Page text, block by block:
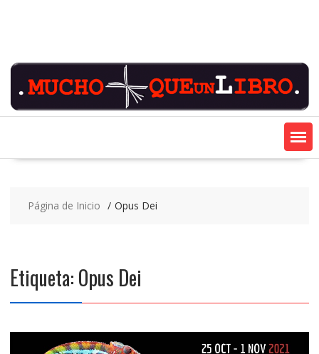
Página de Inicio Opus Dei
Etiqueta:Opus Dei